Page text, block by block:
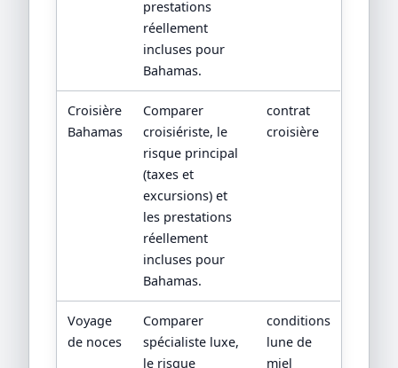
prestations
réellement
incluses pour
Bahamas.
Croisière
Bahamas
Comparer
croisiériste, le
risque principal
(taxes et
excursions) et
les prestations
réellement
incluses pour
Bahamas.
contrat
croisière
Voyage
de noces
Comparer
spécialiste luxe,
le risque
conditions
lune de
miel